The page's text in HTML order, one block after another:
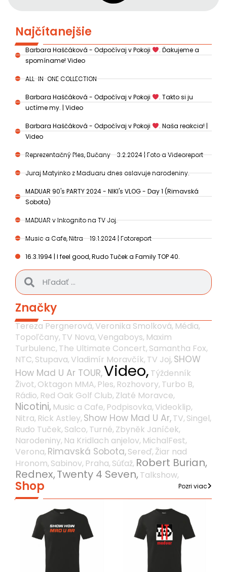
Najčítanejšie
Barbara Haščáková - Odpočívaj v Pokoji
. Ďakujeme a
spomíname! Video
ALL-IN-ONE COLLECTION
Barbara Haščáková - Odpočívaj v Pokoji
. Takto si ju
uctíme my. | Video
Barbara Haščáková - Odpočívaj v Pokoji
. Naša reakcia! |
Video
Reprezentačný Ples, Bučany - 3.2.2024 | Foto a Videoreport
Juraj Matyinko z Maduaru dnes oslavuje narodeniny.
MADUAR 90's PARTY 2024 - NIKI's VLOG - Day 1 (Rimavská
Sobota)
MADUAR v Inkognito na TV Joj.
Music a Cafe, Nitra - 19.1.2024 | Fotoreport
16.3.1994 | I feel good, Rudo Tuček a Family TOP 40.
Značky
Tereza Pergnerová, Veronika Smolková, Média,
Topoľčany, TV Nova, Vengaboys, Maxim
Turbulenc, The Ultimate Concert, Samantha Fox,
NTC, Stupava, Vladimír Moravčík, TV Joj, SHOW
How Mad U Ar TOUR,Video, Týždenník
Život, Oktagon MMA, Ples, Rozhovory, Turbo B,
Rádio, Red Oak Golf Club, Zlaté Moravce,
Nicotini, Music a Cafe, Podpisovka, Videoklip,
Nitra, Rick Astley, Show How Mad U Ar,TV, Singel,
Rudo Tuček, Salco, Turné, Zbyněk Janíček,
Narodeniny, Na Kridlach anjelov, MichalFest,
Verona, Rimavská Sobota,Sereď, Žiar nad
Hronom, Sabinov, Praha, Súťaž, Robert Burian,
Rednex,Twenty 4 Seven, Talkshow,
Shop Pozri viac